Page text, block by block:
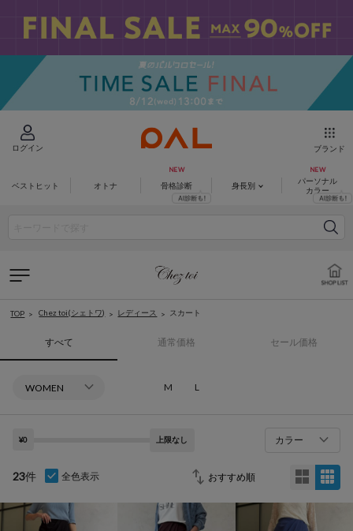
ログイン ブランド
ベストヒット オトナ 骨格診断 身長別
パーソナル
カラー
TOP Chez toi(シェトワ) レディース スカート
すべて 通常価格 セール価格
M L
¥0 上限なし カラー
23件 全色表示